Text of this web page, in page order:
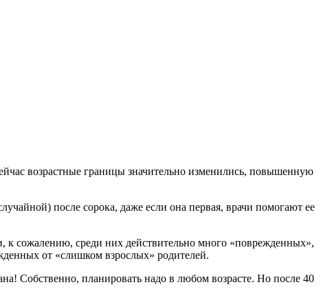
возрастные границы значительно изменились, повышенную
после сорока, даже если она первая, врачи помогают ее
к сожалению, среди них действительно много «поврежденных»,
от «слишком взрослых» родителей.
Собственно, планировать надо в любом возрасте. Но после 40